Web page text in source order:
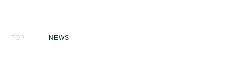
TOP NEWS